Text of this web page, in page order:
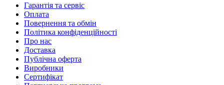
Гарантія та сервіс
Оплата
Повернення та обмін
Політика конфіденційності
Про нас
Доставка
Публічна оферта
Виробники
Сертифікат